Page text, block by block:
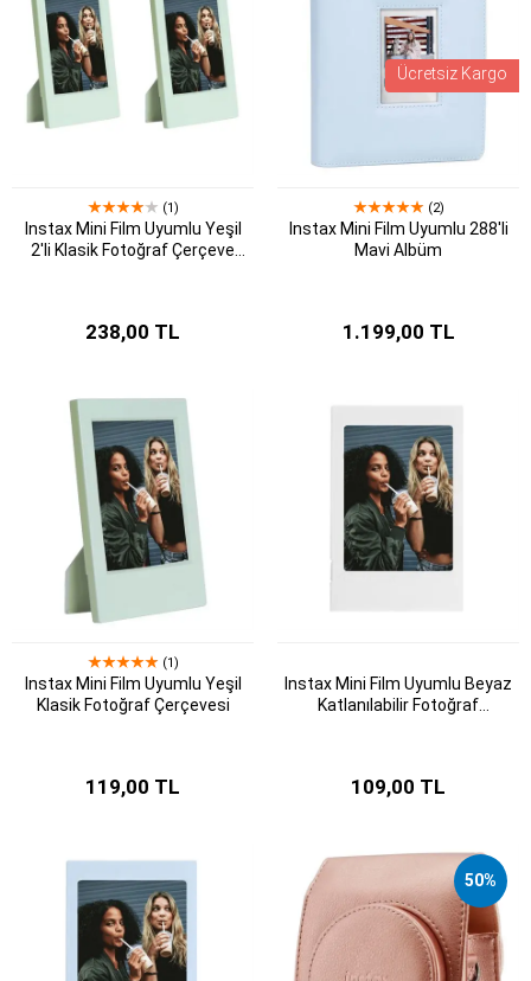
(1)
Instax Mini Film Uyumlu Yeşil
2'li Klasik Fotoğraf Çerçeve
238,00 TL
Ücretsiz Kargo
(2)
Instax Mini Film Uyumlu 288'li
Mavi Albüm
1.199,00 TL
(1)
Instax Mini Film Uyumlu Yeşil
Klasik Fotoğraf Çerçevesi
119,00 TL
Instax Mini Film Uyumlu Beyaz
Katlanılabilir Fotoğraf
109,00 TL
50%